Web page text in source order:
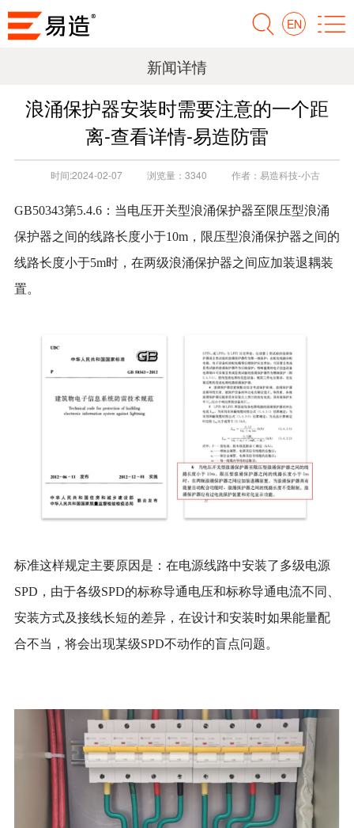
EN
新闻详情
浪涌保护器安装时需要注意的一个距
离-查看详情-易造防雷
时间:2024-02-07 浏览量： 3340 作者： 易造科技-小古
GB50343第5.4.6：当电压开关型浪涌保护器至限压型浪涌
保护器之间的线路长度小于10m，限压型浪涌保护器之间的
线路长度小于5m时，在两级浪涌保护器之间应加装退耦装
置。
标准这样规定主要原因是：在电源线路中安装了多级电源
SPD，由于各级SPD的标称导通电压和标称导通电流不同、
安装方式及接线长短的差异，在设计和安装时如果能量配
合不当，将会出现某级SPD不动作的盲点问题。